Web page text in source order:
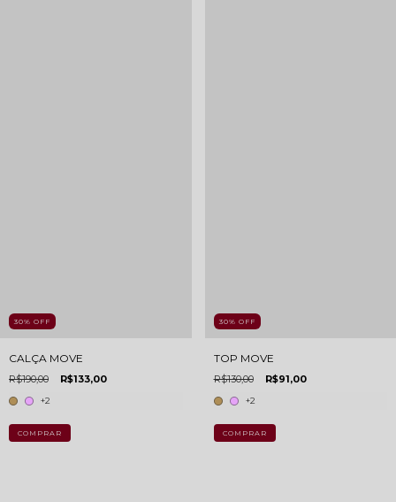
30% OFF
CALÇA MOVE
R$190,00 R$133,00
+2
COMPRAR
30% OFF
TOP MOVE
R$130,00 R$91,00
+2
COMPRAR